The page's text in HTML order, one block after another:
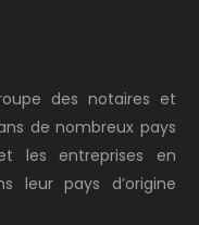
des notaires et
de nombreux pays
les entreprises en
leur pays d’origine